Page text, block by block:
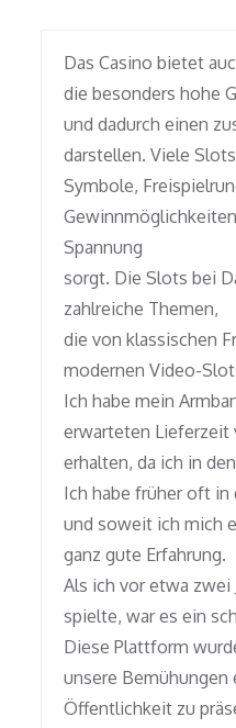
Das Casino bietet
die besonders hohe
und dadurch einen
darstellen. Viele
Symbole,
Spannung
sorgt. Die Slots bei
zahlreiche Themen,
die von klassischen
modernen Video-
Ich habe mein
erwarteten Lieferzeit
erhalten, da ich in
Ich habe früher oft in
und soweit ich mich
ganz gute Erfahrung.
Als ich vor etwa zwei
spielte, war es ein
Diese Plattform
unsere Bemühungen
Öffentlichkeit zu